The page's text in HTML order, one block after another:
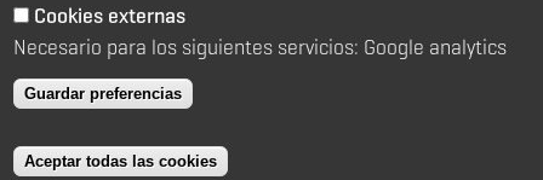
C/ Almagro 2 1º Izqda 28010 Madrid
91 391 10 66
coit@coit.es
Cookies externas
Necesario para los siguientes servicios: Google analytics
Guardar preferencias
Aceptar todas las cookies